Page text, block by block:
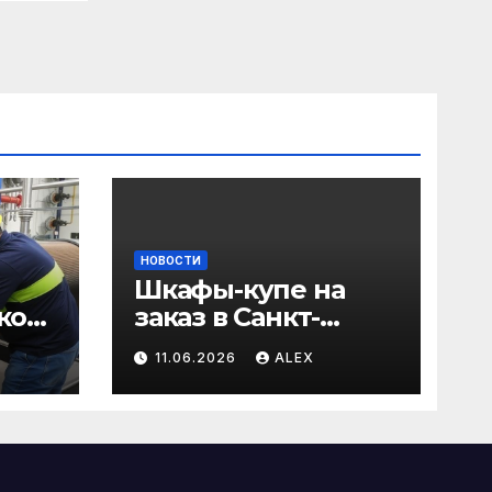
и
НОВОСТИ
Шкафы-купе на
заказ в Санкт-
Петербурге от
производителя по
доступным ценам
11.06.2026 ALEX